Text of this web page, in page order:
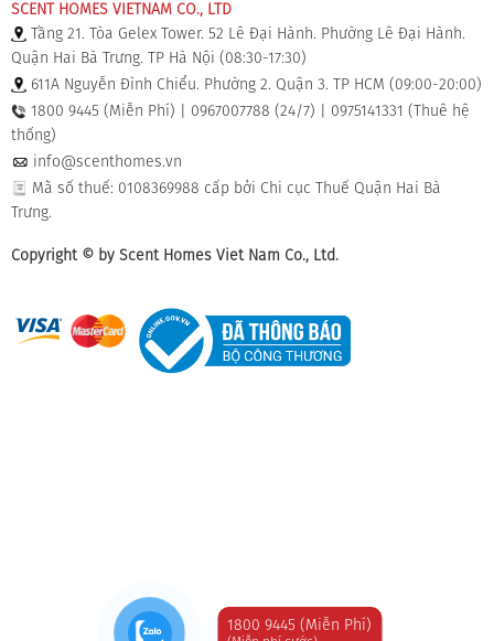
SCENT HOMES VIETNAM CO., LTD
Tầng 21. Tòa Gelex Tower. 52 Lê Đại Hành. Phường Lê Đại Hành.
Quận Hai Bà Trưng. TP Hà Nội (08:30-17:30)
611A Nguyễn Đình Chiểu. Phường 2. Quận 3. TP HCM (09:00-20:00)
1800 9445 (Miễn Phí) | 0967007788 (24/7) | 0975141331 (Thuê hệ
thống)
info@scenthomes.vn
Mã số thuế: 0108369988 cấp bởi Chi cục Thuế Quận Hai Bà
Trưng.
Copyright © by Scent Homes Viet Nam Co., Ltd.
1800 9445 (Miễn Phí)